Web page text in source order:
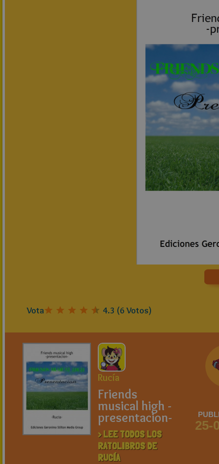
Vota 4.3 (6Votos)
Rucía
Friends
musical high -
presentacion-
> LEE TODOS LOS
RATOLIBROS DE
RUCÍA
25-